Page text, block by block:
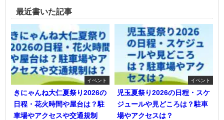
最近書いた記事
イベント
きにゃんね大仁夏祭り2026の
日程・花火時間や屋台は？駐
車場やアクセスや交通規制
イベント
児玉夏祭り2026の日程・スケ
ジュールや見どころは？駐車
場やアクセスは？